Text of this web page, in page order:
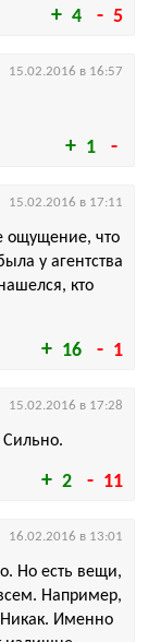
4 5
1
15.02.2016 в 16:57
16 1
ощущение, что
у агентства
кто
15.02.2016 в 17:11
2 11
15.02.2016 в 17:28
Но есть вещи,
Например,
Никак. Именно
16.02.2016 в 13:01